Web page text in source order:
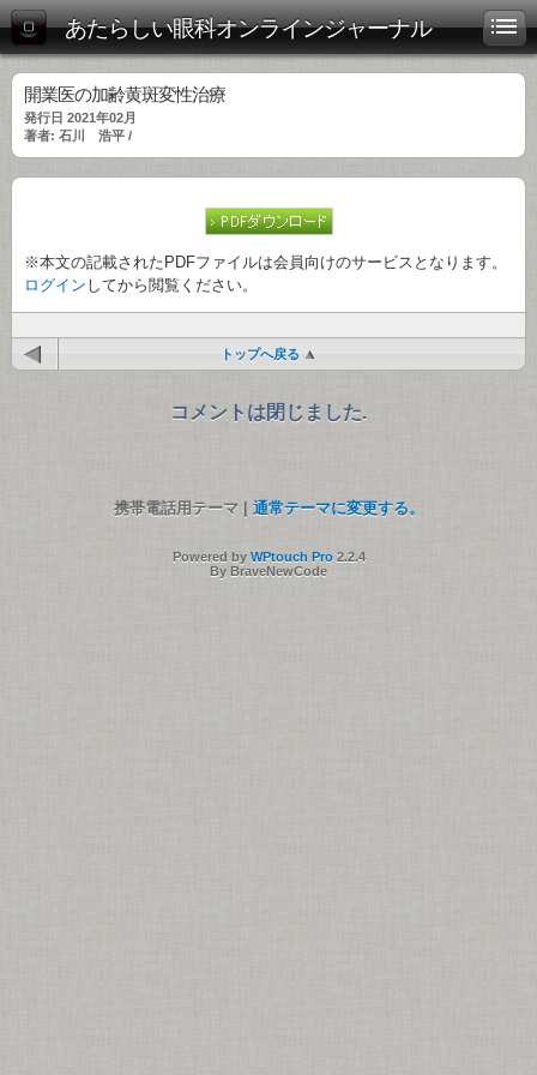
あたらしい眼科オンラインジャーナル
開業医の加齢黄斑変性治療
発行日 2021年02月
著者: 石川 浩平 /
※本文の記載されたPDFファイルは会員向けのサービスとなります。
ログイン してから閲覧ください。
トップへ戻る
コメントは閉じました.
携帯電話用テーマ | 通常テーマに変更する。
Powered by WPtouch Pro2.2.4
By BraveNewCode